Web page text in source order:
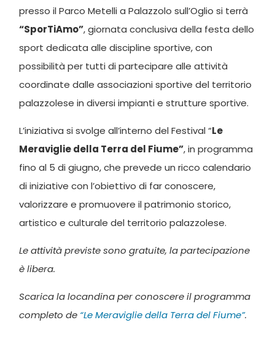
presso il Parco Metelli a Palazzolo sull’Oglio si terrà
“SporTiAmo”, giornata conclusiva della festa dello
sport dedicata alle discipline sportive, con
possibilità per tutti di partecipare alle attività
coordinate dalle associazioni sportive del territorio
palazzolese in diversi impianti e strutture sportive.
L’iniziativa si svolge all’interno del Festival “Le
Meraviglie della Terra del Fiume”, in programma
fino al 5 di giugno, che prevede un ricco calendario
di iniziative con l’obiettivo di far conoscere,
valorizzare e promuovere il patrimonio storico,
artistico e culturale del territorio palazzolese.
Le attività previste sono gratuite, la partecipazione
è libera.
Scarica la locandina per conoscere il programma
completo de “Le Meraviglie della Terra del Fiume”.